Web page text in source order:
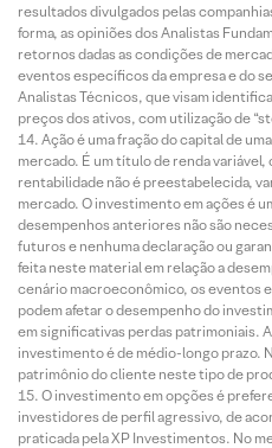
resultados divulgados pelas
forma, as opiniões dos Analistas
retornos dadas as condições de
eventos específicos da empresa e do
Analistas Técnicos, que visam
preços dos ativos, com utilização de
Ação é uma fração do capital de
mercado. É um título de renda
rentabilidade não é preestabelecida,
mercado. O investimento em ações é
desempenhos anteriores não são
futuros e nenhuma declaração ou
feita neste material em relação a
cenário macroeconômico, os eventos
podem afetar o desempenho do
em significativas perdas patrimoniais.
investimento é de médio-longo prazo.
patrimônio do cliente neste tipo de
O investimento em opções é
investidores de perfil agressivo, de
praticada pela XP Investimentos. No